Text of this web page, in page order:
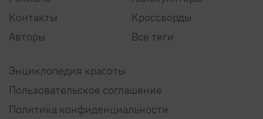
Контакты
Авторы
Кроссворды
Все теги
Энциклопедия красоты
Пользовательское соглашение
Политика конфиденциальности